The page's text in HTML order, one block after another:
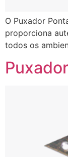
O Puxador
proporciona
todos os